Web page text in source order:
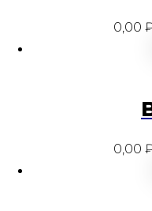
0,00
0,00